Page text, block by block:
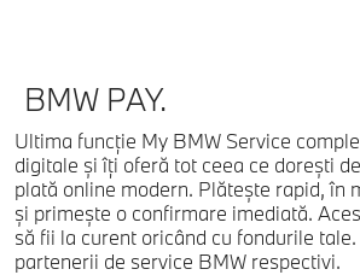
BMW PAY.
Ultima funcţie My BMW Service
digitale şi îţi oferă tot ceea ce doreşti
plată online modern. Plăteşte rapid, în
şi primeşte o confirmare imediată.
să fii la curent oricând cu fondurile
partenerii de service BMW respectivi.